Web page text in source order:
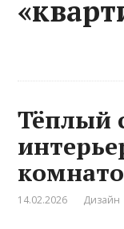
Тёплый
14.02.2026 Дизайн